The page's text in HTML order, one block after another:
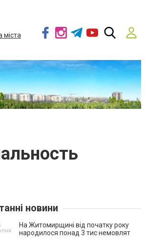
міста
новини
На Житомирщині від початку року
народилося понад 3 тис немовлят